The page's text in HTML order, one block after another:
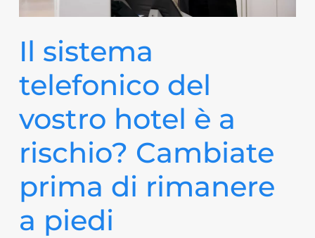
Il sistema
telefonico del
vostro hotel è a
rischio? Cambiate
prima di rimanere
a piedi